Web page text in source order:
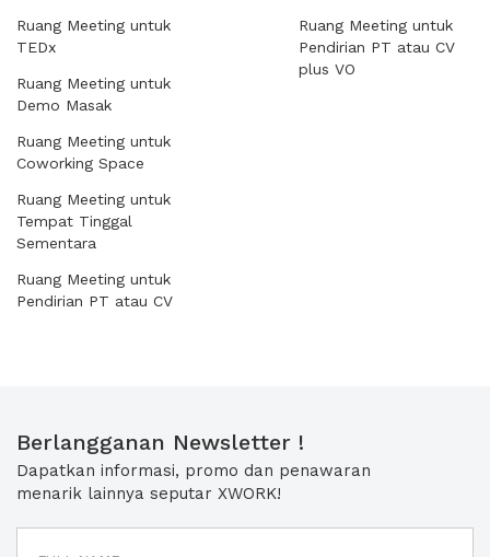
Ruang Meeting untuk
TEDx
Ruang Meeting untuk
Demo Masak
Ruang Meeting untuk
Coworking Space
Ruang Meeting untuk
Tempat Tinggal
Sementara
Ruang Meeting untuk
Pendirian PT atau CV
Ruang Meeting untuk
Pendirian PT atau CV
plus VO
Berlangganan Newsletter !
Dapatkan informasi, promo dan penawaran
menarik lainnya seputar XWORK!